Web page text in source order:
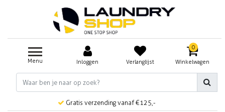
Menu Inloggen Verlanglijst
0
Winkelwagen
Gratis verzending vanaf €125,-